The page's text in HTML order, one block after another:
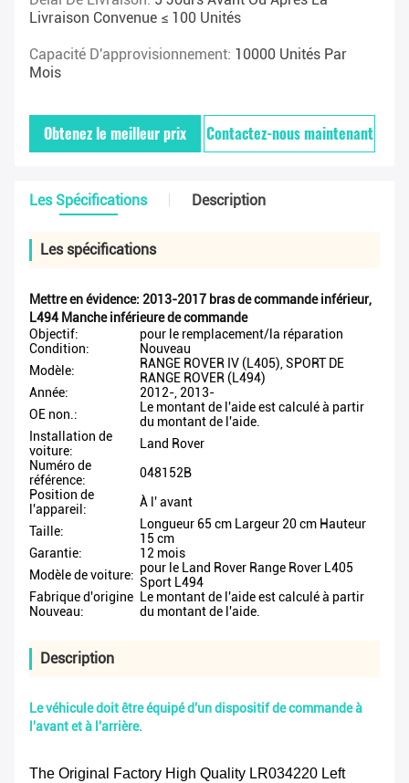
Livraison Convenue ≤ 100 Unités
Capacité D'approvisionnement: 10000 Unités Par
Mois
Obtenez le meilleur prix Contactez-nous maintenant
Les Spécifications Description
Les spécifications
Mettre en évidence: 2013-2017 bras de commande inférieur,
L494 Manche inférieure de commande
Objectif:
pour le remplacement/la réparation
Condition:
Nouveau
Modèle:
RANGE ROVER IV (L405), SPORT DE
RANGE ROVER (L494)
Année:
2012-, 2013-
OE non.:
Le montant de l'aide est calculé à partir
du montant de l'aide.
Installation de
voiture:
Land Rover
Numéro de
référence:
048152B
Position de
l'appareil:
À l' avant
Taille:
Longueur 65 cm Largeur 20 cm Hauteur
15 cm
Garantie:
12 mois
Modèle de voiture: pour le Land Rover Range Rover L405
Sport L494
Fabrique d'origine
Nouveau:
Le montant de l'aide est calculé à partir
du montant de l'aide.
Description
Le véhicule doit être équipé d'un dispositif de commande à
l'avant et à l'arrière.
The Original Factory High Quality LR034220 Left